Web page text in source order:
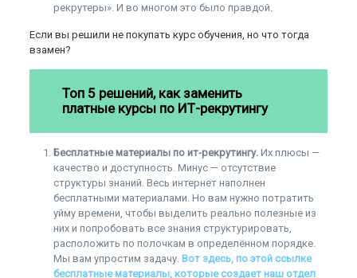
рекрутеры». И во многом это было правдой.
Если вы решили не покупать курс обучения, но что тогда
взамен?
Топ 5 решений, как заменить
платные курсы по ИТ-рекрутингу
Бесплатные материалы по ит-рекрутингу. Их плюсы —
качество и доступность. Минус — отсутствие
структуры знаний. Весь интернет наполнен
бесплатными материалами. Но вам нужно потратить
уйму времени, чтобы выделить реально полезные из
них и попробовать все знания структурировать,
расположить по полочкам в определённом порядке.
Мы вам упростим задачу. Вот здесь, по этой ссылке
бесплатные материалы, которые создает наш отдел